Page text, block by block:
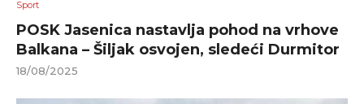
Sport
POSK Jasenica nastavlja pohod na vrhove
Balkana – Šiljak osvojen, sledeći Durmitor
18/08/2025